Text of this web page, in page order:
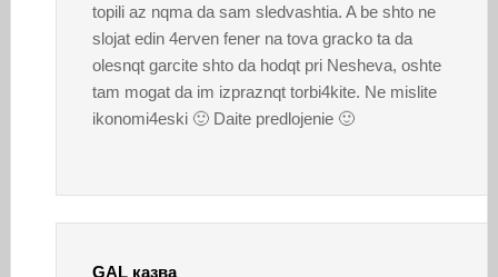
topili az nqma da sam sledvashtia. A be shto ne
slojat edin 4erven fener na tova gracko ta da
olesnqt garcite shto da hodqt pri Nesheva, oshte
tam mogat da im izpraznqt torbi4kite. Ne mislite
ikonomi4eski 🙂 Daite predlojenie 🙂
GAL казва